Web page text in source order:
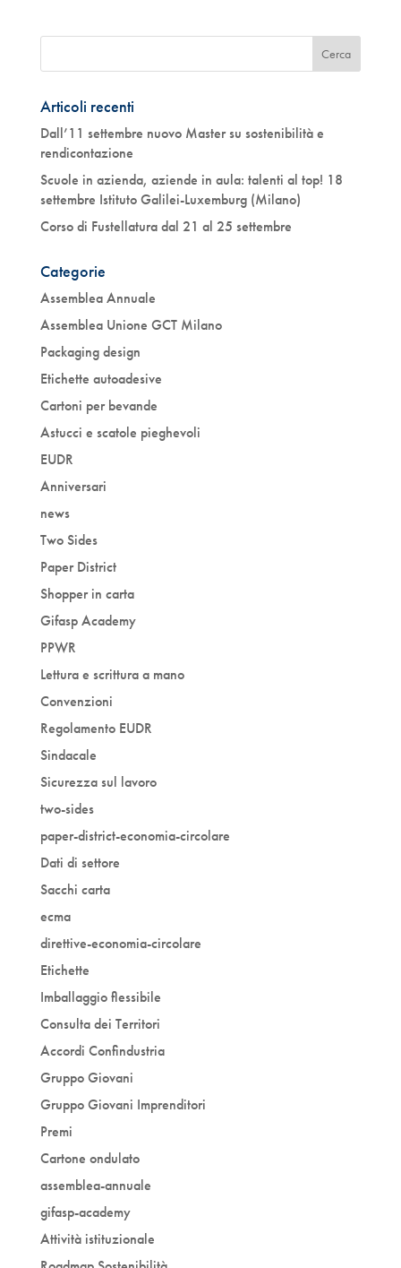
Articoli recenti
Dall’11 settembre nuovo Master su sostenibilità e
rendicontazione
Scuole in azienda, aziende in aula: talenti al top! 18
settembre Istituto Galilei-Luxemburg (Milano)
Corso di Fustellatura dal 21 al 25 settembre
Categorie
Assemblea Annuale
Assemblea Unione GCT Milano
Packaging design
Etichette autoadesive
Cartoni per bevande
Astucci e scatole pieghevoli
EUDR
Anniversari
news
Two Sides
Paper District
Shopper in carta
Gifasp Academy
PPWR
Lettura e scrittura a mano
Convenzioni
Regolamento EUDR
Sindacale
Sicurezza sul lavoro
two-sides
paper-district-economia-circolare
Dati di settore
Sacchi carta
ecma
direttive-economia-circolare
Etichette
Imballaggio flessibile
Consulta dei Territori
Accordi Confindustria
Gruppo Giovani
Gruppo Giovani Imprenditori
Premi
Cartone ondulato
assemblea-annuale
gifasp-academy
Attività istituzionale